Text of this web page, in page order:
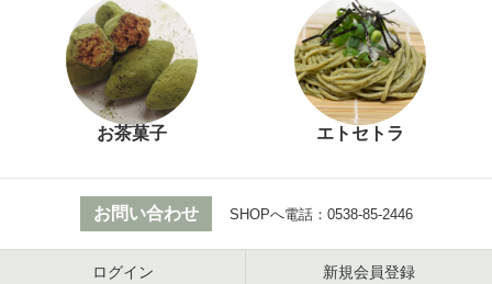
お茶菓子 エトセトラ
お問い合わせ SHOPへ電話： 0538-85-2446
ログイン 新規会員登録